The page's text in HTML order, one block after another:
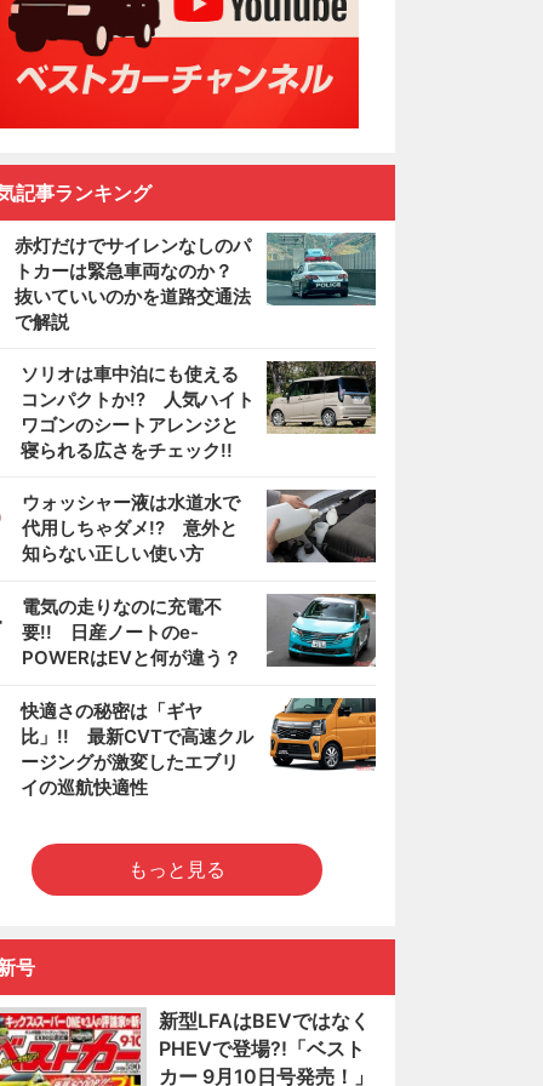
記事ランキング
赤灯だけでサイレンなしのパ
トカーは緊急車両なのか？
抜いていいのかを道路交通法
で解説
ソリオは車中泊にも使える
コンパクトか!? 人気ハイト
ワゴンのシートアレンジと
寝られる広さをチェック!!
ウォッシャー液は水道水で
代用しちゃダメ!? 意外と
知らない正しい使い方
電気の走りなのに充電不
要!! 日産ノートのe-
POWERはEVと何が違う？
快適さの秘密は「ギヤ
比」!! 最新CVTで高速クル
ージングが激変したエブリ
イの巡航快適性
もっと見る
号
新型LFAはBEVではなく
PHEVで登場?!「ベスト
カー 9月10日号発売！」